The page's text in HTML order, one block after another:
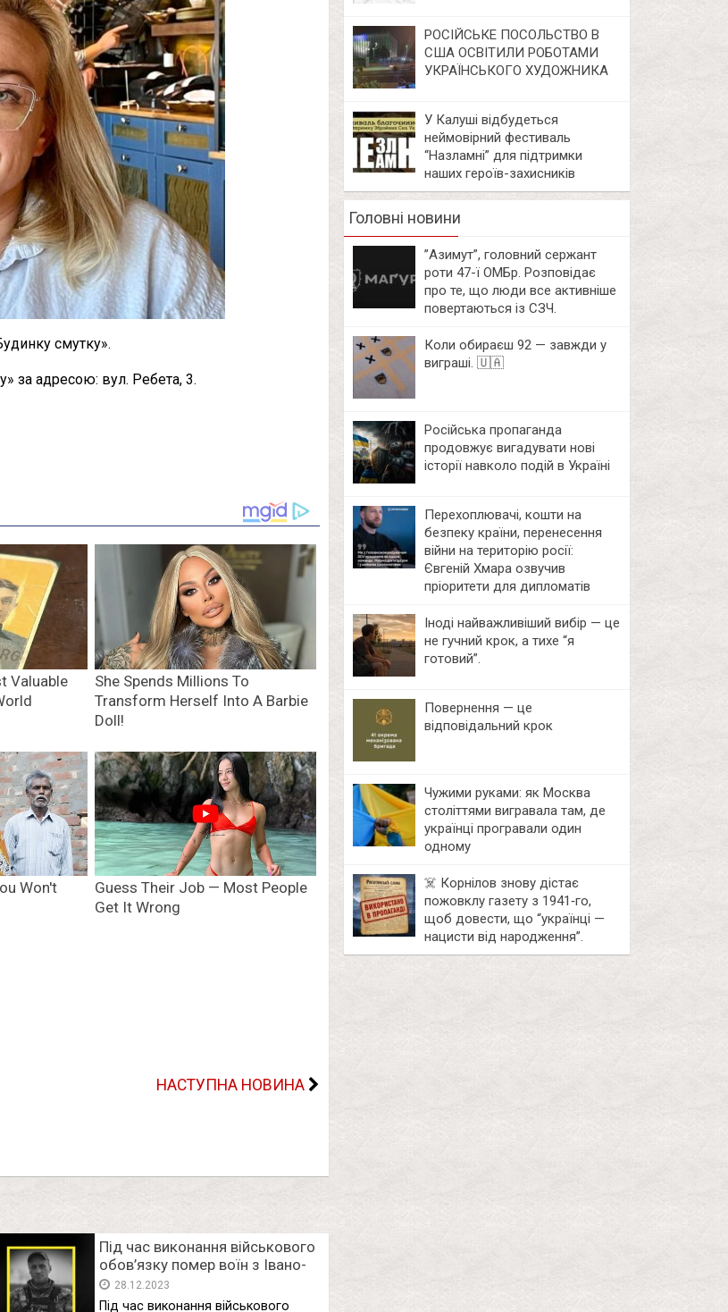
смутку».
за адресою: вул. Ребета, 3.
НАСТУПНА НОВИНА
Під час виконання військового
обов’язку пoмeр воїн з Івано-
Франківщини Роман Кицмен
28.12.2023
Під час виконання військового
РОСІЙСЬКЕ ПОСОЛЬСТВО В
США ОСВІТИЛИ РОБОТАМИ
УКРАЇНСЬКОГО ХУДОЖНИКА
У Калуші відбудеться
неймовірний фестиваль
“Назламні” для підтримки
наших героїв-захисників
Головні новини
⁨”Азимут”, головний сержант
роти 47-ї ОМБр. Розповідає
про те, що люди все активніше
повертаються із СЗЧ.
Коли обираєш 92 — завжди у
виграші. 🇺🇦
Російська пропаганда
продовжує вигадувати нові
історії навколо подій в Україні
Перехоплювачі, кошти на
безпеку країни, перенесення
війни на територію росії:
Євгеній Хмара озвучив
пріоритети для дипломатів
Іноді найважливіший вибір — це
не гучний крок, а тихе “я
готовий”.
Повернення — це
відповідальний крок
Чужими руками: як Москва
століттями вигравала там, де
українці програвали один
одному
☠️ Корнілов знову дістає
пожовклу газету з 1941‑го,
щоб довести, що “українці —
нацисти від народження”.